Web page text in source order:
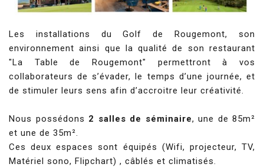
Les installations du Golf de Rougemont, son
environnement ainsi que la qualité de son restaurant
"La Table de Rougemont" permettront à vos
collaborateurs de s’évader, le temps d’une journée, et
de stimuler leurs sens afin d’accroitre leur créativité.
Nous possédons 2 salles de séminaire, une de 85m²
et une de 35m².
Ces deux espaces sont équipés (Wifi, projecteur, TV,
Matériel sono, Flipchart) , câblés et climatisés.